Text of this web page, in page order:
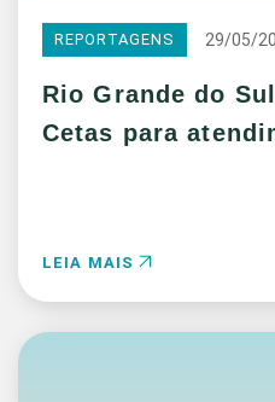
REPORTAGENS 29/05/
Rio Grande do
Cetas para
LEIA MAIS